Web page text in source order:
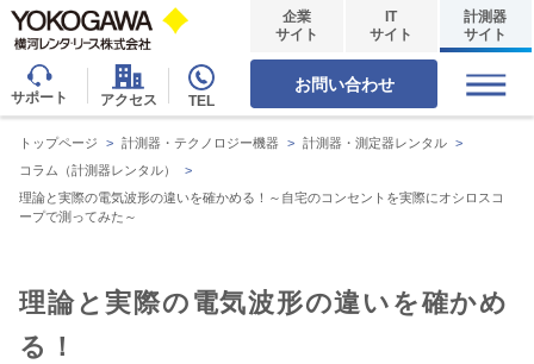
サポート アクセス TEL
企業
サイト
IT
サイト
計測器
サイト
お問い合わせ
トップページ > 計測器・テクノロジー機器 > 計測器・測定器レンタル >
コラム（計測器レンタル）
>
理論と実際の電気波形の違いを確かめる！～自宅のコンセントを実際にオシロスコ
ープで測ってみた～
理論と実際の電気波形の違いを確かめ
る！